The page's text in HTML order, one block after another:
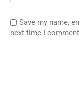
Save my name,
next time I